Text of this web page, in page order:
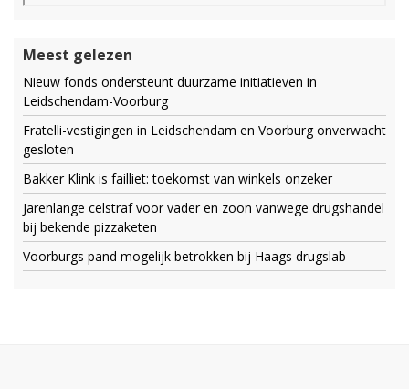
Meest gelezen
Nieuw fonds ondersteunt duurzame initiatieven in
Leidschendam-Voorburg
Fratelli-vestigingen in Leidschendam en Voorburg onverwacht
gesloten
Bakker Klink is failliet: toekomst van winkels onzeker
Jarenlange celstraf voor vader en zoon vanwege drugshandel
bij bekende pizzaketen
Voorburgs pand mogelijk betrokken bij Haags drugslab